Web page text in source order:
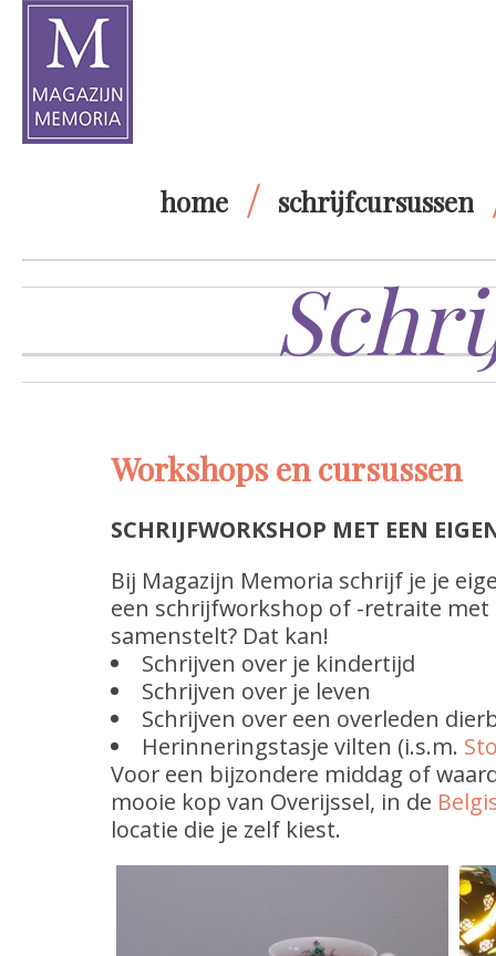
home schrijfcursussen
Workshops en cursussen
SCHRIJFWORKSHOP MET EEN
Bij Magazijn Memoria schrijf je je
een schrijfworkshop of -retraite met
samenstelt? Dat kan!
Schrijven over je kindertijd
Schrijven over je leven
Schrijven over een overleden
Herinneringstasje vilten (i.s.m.
Voor een bijzondere middag of
mooie kop van Overijssel, in de
locatie die je zelf kiest.